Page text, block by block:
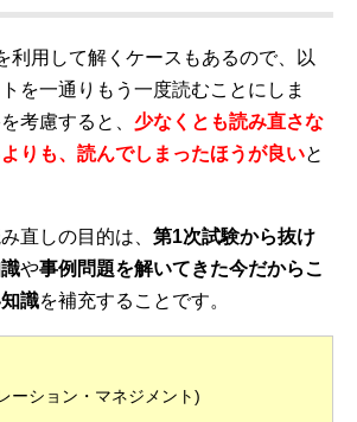
利用して解くケースもあるので、以
を一通りもう一度読むことにしま
考慮すると、 少なくとも読み直さな
りも、読んでしまったほうが良いと
直しの目的は、 第1次試験から抜け
や事例問題を解いてきた今だからこ
識を補充することです。
ーション・マネジメント)